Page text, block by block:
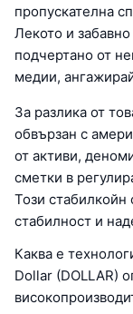
пропускателна
Лекото и
подчертано от
медии,
За разлика от
обвързан с
от активи,
сметки в
Този стабилкойн
стабилност и
Каква е
Dollar (DOLLAR)